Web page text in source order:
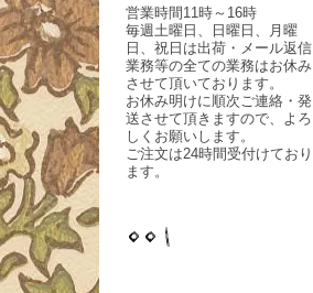
営業時間11時～16時
毎週土曜日、日曜日、月曜
日、祝日は出荷・メール返信
業務等の全ての業務はお休み
させて頂いております。
お休み明けに順次ご連絡・発
送させて頂きますので、よろ
しくお願いします。
ご注文は24時間受付けており
ます。